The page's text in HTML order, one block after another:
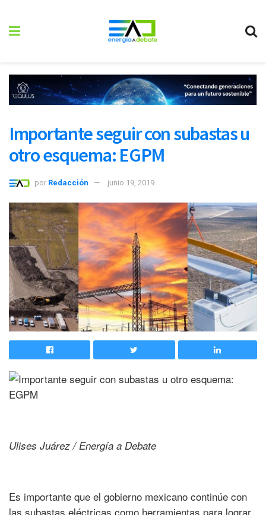
Importante seguir con subastas u
otro esquema: EGPM
por Redacción junio 19, 2019
Ulises Juárez / Energía a Debate
Es importante que el gobierno mexicano continúe con
las subastas eléctricas como herramientas para lograr